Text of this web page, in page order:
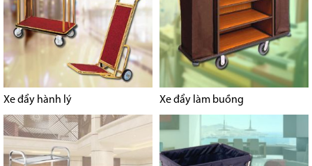
Xe đẩy hành lý Xe đẩy làm buồng